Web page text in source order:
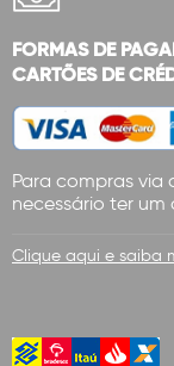
FORMAS DE
CARTÕES DE
Para compras
necessário ter
Clique aqui e saiba